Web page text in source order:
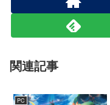
関連記事
PC